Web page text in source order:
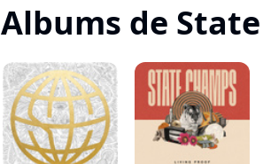
Albums de